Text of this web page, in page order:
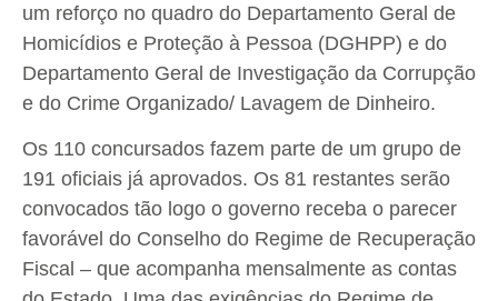
um reforço no quadro do Departamento Geral de
Homicídios e Proteção à Pessoa (DGHPP) e do
Departamento Geral de Investigação da Corrupção
e do Crime Organizado/ Lavagem de Dinheiro.
Os 110 concursados fazem parte de um grupo de
191 oficiais já aprovados. Os 81 restantes serão
convocados tão logo o governo receba o parecer
favorável do Conselho do Regime de Recuperação
Fiscal – que acompanha mensalmente as contas